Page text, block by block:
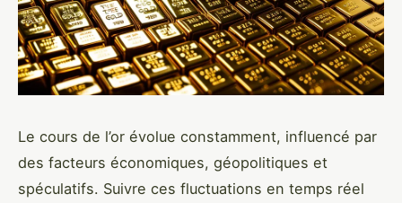
Le cours de l’or évolue constamment, influencé par
des facteurs économiques, géopolitiques et
spéculatifs. Suivre ces fluctuations en temps réel